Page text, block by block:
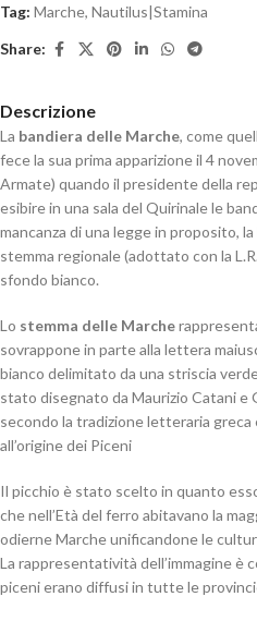
Tag: Marche, Nautilus|Stamina
Share:
Descrizione
La bandiera delle Marche, come
fece la sua prima apparizione il 4
Armate) quando il presidente della
esibire in una sala del Quirinale le
mancanza di una legge in proposito,
stemma regionale (adottato con la
sfondo bianco.
Lo stemma delle Marche
sovrappone in parte alla lettera
bianco delimitato da una striscia
stato disegnato da Maurizio Catani e
secondo la tradizione letteraria
all’origine dei Piceni
Il picchio è stato scelto in quanto
che nell’Età del ferro abitavano la
odierne Marche unificandone le
La rappresentatività dell’immagine è
piceni erano diffusi in tutte le